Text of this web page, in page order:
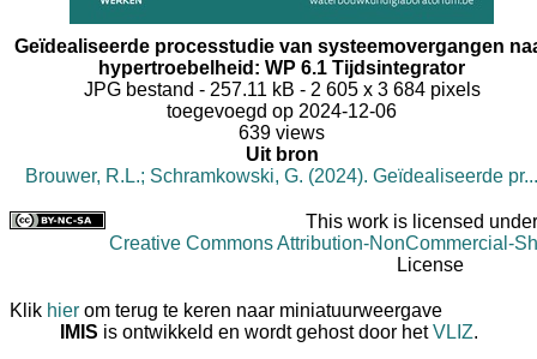
Geïdealiseerde processtudie van systeemovergangen
hypertroebelheid: WP 6.1 Tijdsintegrator
JPG bestand - 257.11 kB - 2 605 x 3 684 pixels
toegevoegd op 2024-12-06
639 views
Uit bron
Brouwer, R.L.; Schramkowski, G. (2024). Geïdealiseerde pr...
This work is licensed
Creative Commons Attribution-NonCommercial-
License
Klik hier om terug te keren naar miniatuurweergave
IMIS is ontwikkeld en wordt gehost door hetVLIZ.